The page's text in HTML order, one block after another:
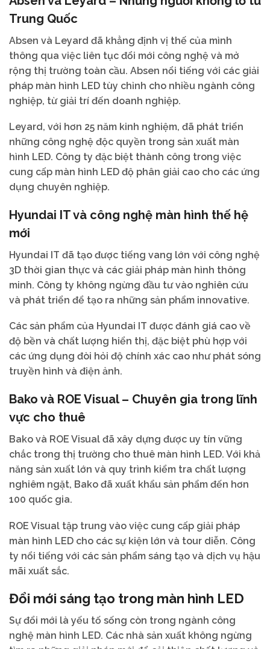
Trung Quốc
Absen và Leyard đã khẳng định vị thế của mình
thông qua việc liên tục đổi mới công nghệ và mở
rộng thị trường toàn cầu. Absen nổi tiếng với các giải
pháp màn hình LED tùy chỉnh cho nhiều ngành công
nghiệp, từ giải trí đến doanh nghiệp.
Leyard, với hơn 25 năm kinh nghiệm, đã phát triển
những công nghệ độc quyền trong sản xuất màn
hình LED. Công ty đặc biệt thành công trong việc
cung cấp màn hình LED độ phân giải cao cho các ứng
dụng chuyên nghiệp.
Hyundai IT và công nghệ màn hình thế hệ
mới
Hyundai IT đã tạo được tiếng vang lớn với công nghệ
3D thời gian thực và các giải pháp màn hình thông
minh. Công ty không ngừng đầu tư vào nghiên cứu
và phát triển để tạo ra những sản phẩm innovative.
Các sản phẩm của Hyundai IT được đánh giá cao về
độ bền và chất lượng hiển thị, đặc biệt phù hợp với
các ứng dụng đòi hỏi độ chính xác cao như phát sóng
truyền hình và điện ảnh.
Bako và ROE Visual – Chuyên gia trong lĩnh
vực cho thuê
Bako và ROE Visual đã xây dựng được uy tín vững
chắc trong thị trường cho thuê màn hình LED. Với khả
năng sản xuất lớn và quy trình kiểm tra chất lượng
nghiêm ngặt, Bako đã xuất khẩu sản phẩm đến hơn
100 quốc gia.
ROE Visual tập trung vào việc cung cấp giải pháp
màn hình LED cho các sự kiện lớn và tour diễn. Công
ty nổi tiếng với các sản phẩm sáng tạo và dịch vụ hậu
mãi xuất sắc.
Đổi mới sáng tạo trong màn hình LED
Sự đổi mới là yếu tố sống còn trong ngành công
nghệ màn hình LED. Các nhà sản xuất không ngừng